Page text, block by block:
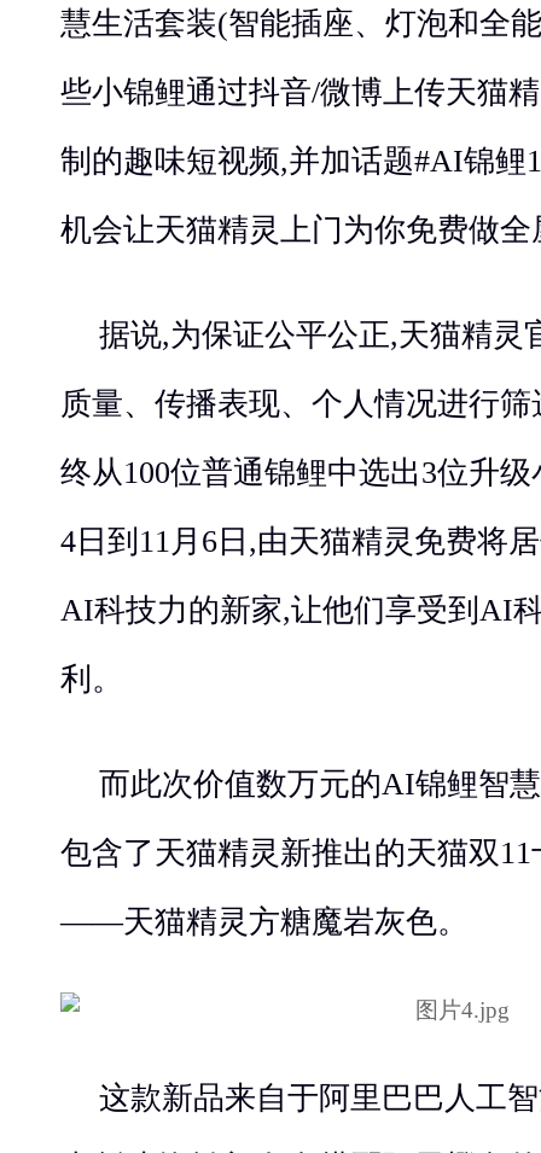
慧生活套装(智能插座、灯泡和全
些小锦鲤通过抖音/微博上传天猫
制的趣味短视频,并加话题#AI锦鲤
机会让天猫精灵上门为你免费做
据说,为保证公平公正,天猫精灵
质量、传播表现、个人情况进行
终从100位普通锦鲤中选出3位升
4日到11月6日,由天猫精灵免费将
AI科技力的新家,让他们享受到AI
利。
而此次价值数万元的AI锦鲤智
包含了天猫精灵新推出的天猫双
——天猫精灵方糖魔岩灰色。
这款新品来自于阿里巴巴人工